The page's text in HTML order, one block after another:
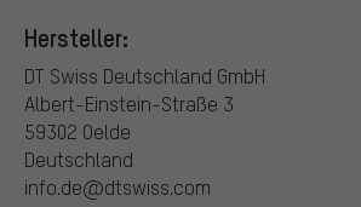
Hersteller:
DT Swiss Deutschland GmbH
Albert-Einstein-Straße 3
59302 Oelde
Deutschland
info.de@dtswiss.com